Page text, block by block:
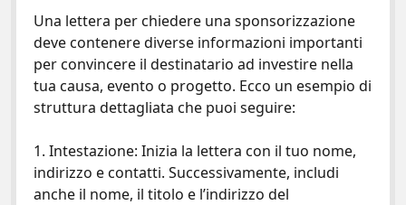
Una lettera per chiedere una sponsorizzazione
deve contenere diverse informazioni importanti
per convincere il destinatario ad investire nella
tua causa, evento o progetto. Ecco un esempio di
struttura dettagliata che puoi seguire:
1. Intestazione: Inizia la lettera con il tuo nome,
indirizzo e contatti. Successivamente, includi
anche il nome, il titolo e l’indirizzo del